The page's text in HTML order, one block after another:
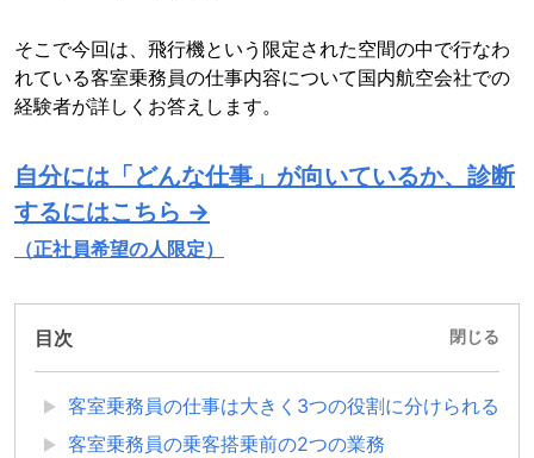
そこで今回は、飛行機という限定された空間の中で行なわ
れている客室乗務員の仕事内容について国内航空会社での
経験者が詳しくお答えします。
自分には「どんな仕事」が向いているか、診断
するにはこちら →
（正社員希望の人限定）
目次 閉じる
客室乗務員の仕事は大きく3つの役割に分けられる
客室乗務員の乗客搭乗前の2つの業務